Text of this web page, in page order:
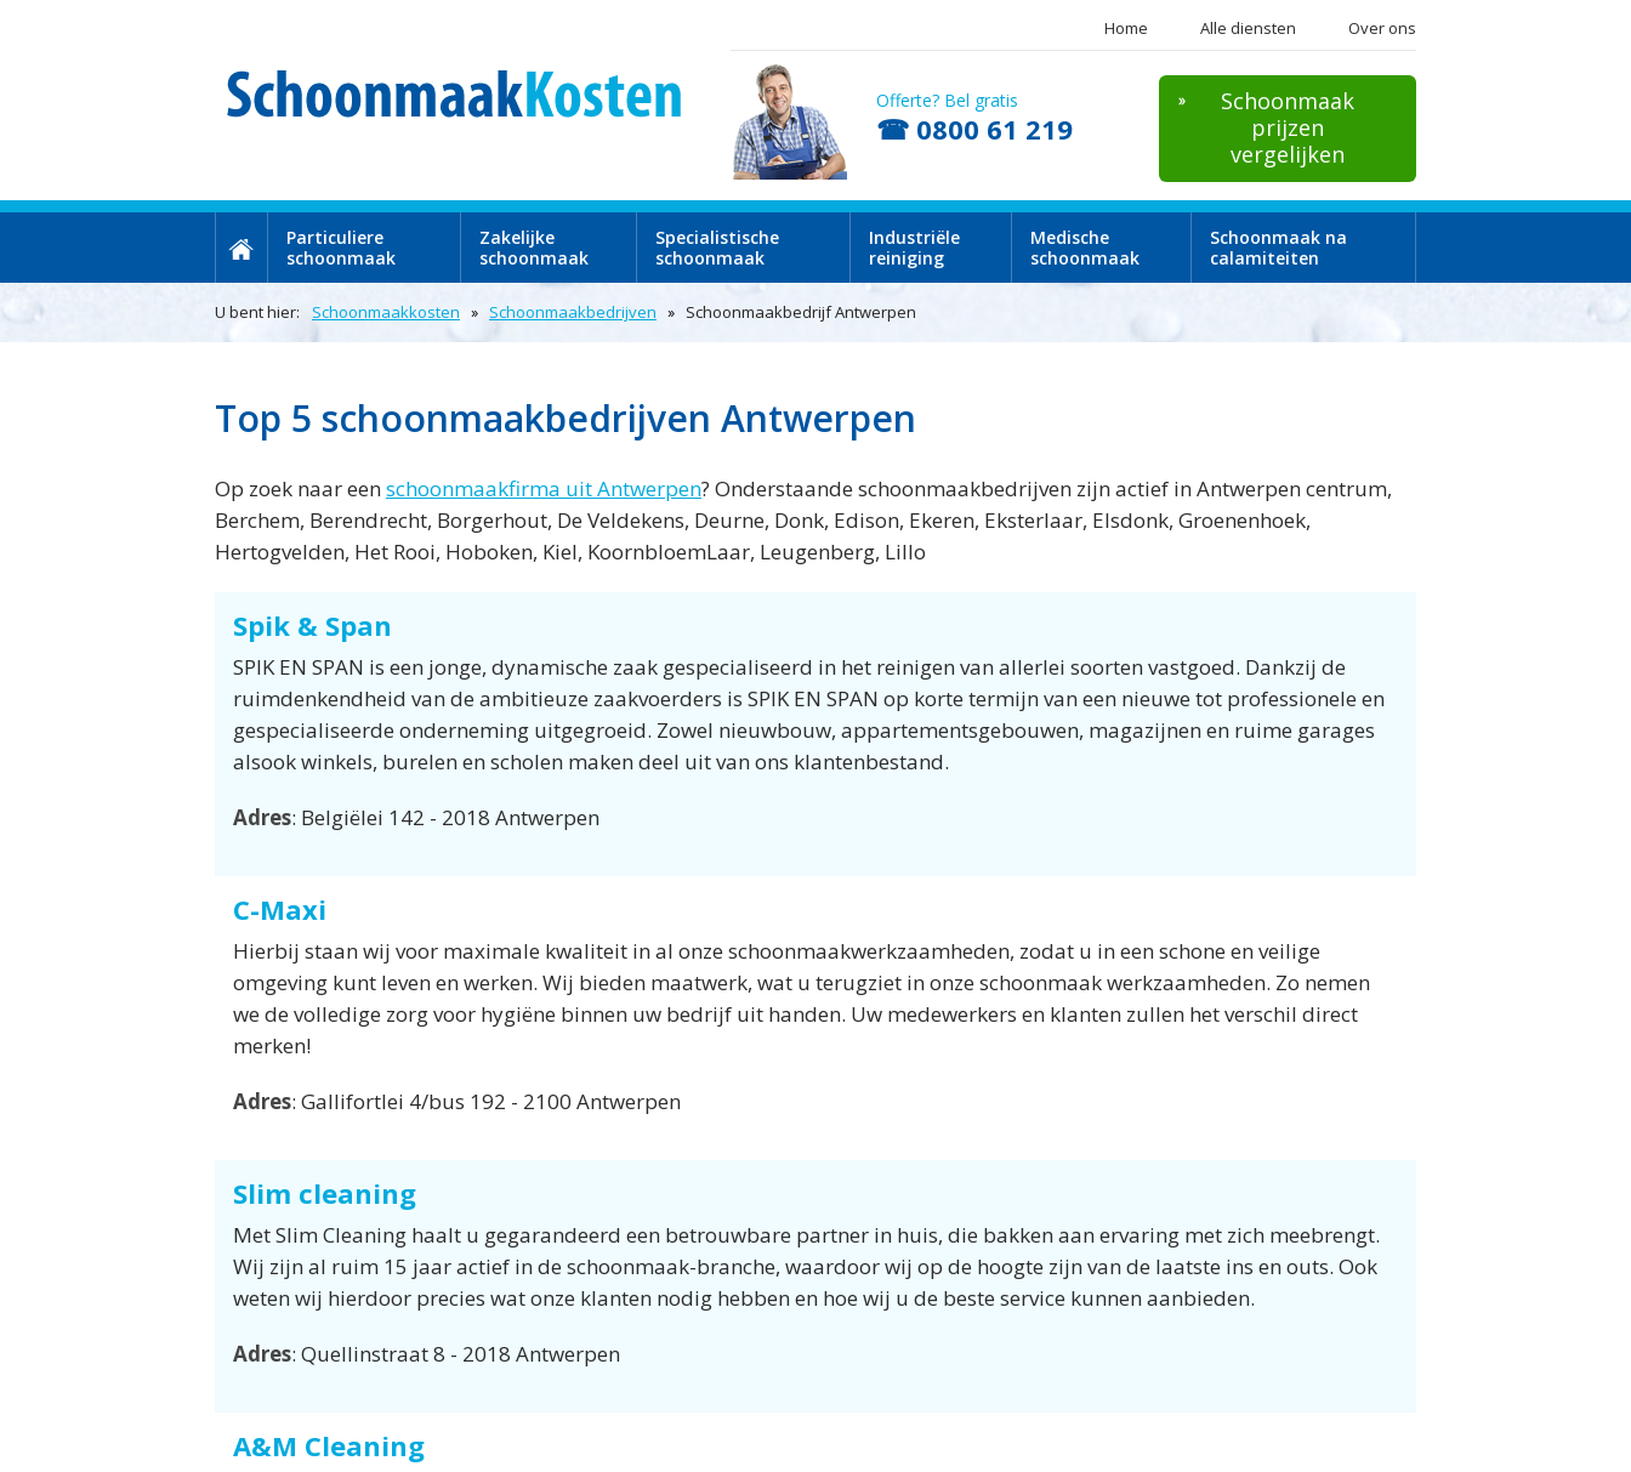
Home Alle diensten Over ons
Schoonmaak
prijzen
vergelijken
Offerte? Bel gratis
☎ 0800 61 219
Particuliere
schoonmaak
Zakelijke
schoonmaak
Specialistische
schoonmaak
Industriële
reiniging
Medische
schoonmaak
Schoonmaak na
calamiteiten
U bent hier: Schoonmaakkosten Schoonmaakbedrijven Schoonmaakbedrijf Antwerpen
Top 5 schoonmaakbedrijven Antwerpen
Op zoek naar eenschoonmaakfirma uit Antwerpen? Onderstaande schoonmaakbedrijven zijn actief in Antwerpen centrum,
Berchem, Berendrecht, Borgerhout, De Veldekens, Deurne, Donk, Edison, Ekeren, Eksterlaar, Elsdonk, Groenenhoek,
Hertogvelden, Het Rooi, Hoboken, Kiel, KoornbloemLaar, Leugenberg, Lillo
Spik & Span
SPIK EN SPAN is een jonge, dynamische zaak gespecialiseerd in het reinigen van allerlei soorten vastgoed. Dankzij de
ruimdenkendheid van de ambitieuze zaakvoerders is SPIK EN SPAN op korte termijn van een nieuwe tot professionele en
gespecialiseerde onderneming uitgegroeid. Zowel nieuwbouw, appartementsgebouwen, magazijnen en ruime garages
alsook winkels, burelen en scholen maken deel uit van ons klantenbestand.
Adres: Belgiëlei 142 - 2018 Antwerpen
C-Maxi
Hierbij staan wij voor maximale kwaliteit in al onze schoonmaakwerkzaamheden, zodat u in een schone en veilige
omgeving kunt leven en werken. Wij bieden maatwerk, wat u terugziet in onze schoonmaak werkzaamheden. Zo nemen
we de volledige zorg voor hygiëne binnen uw bedrijf uit handen. Uw medewerkers en klanten zullen het verschil direct
merken!
Adres: Gallifortlei 4/bus 192 - 2100 Antwerpen
Slim cleaning
Met Slim Cleaning haalt u gegarandeerd een betrouwbare partner in huis, die bakken aan ervaring met zich meebrengt.
Wij zijn al ruim 15 jaar actief in de schoonmaak-branche, waardoor wij op de hoogte zijn van de laatste ins en outs. Ook
weten wij hierdoor precies wat onze klanten nodig hebben en hoe wij u de beste service kunnen aanbieden.
Adres: Quellinstraat 8 - 2018 Antwerpen
A&M Cleaning